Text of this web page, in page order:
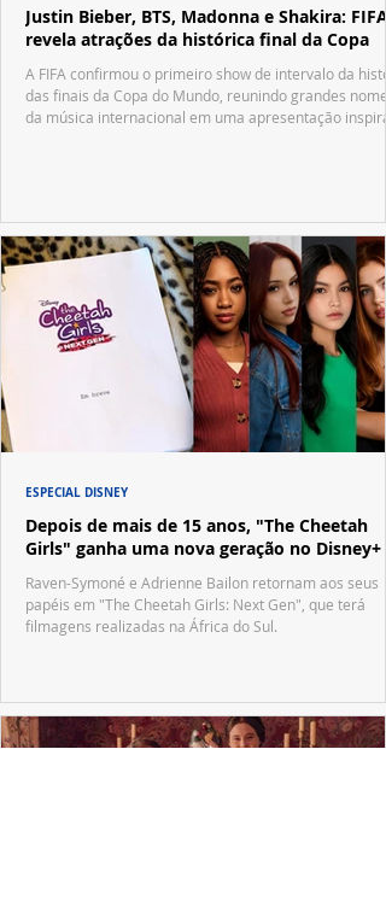
Justin Bieber, BTS, Madonna e Shakira: FIFA
revela atrações da histórica final da Copa
A FIFA confirmou o primeiro show de intervalo da
das finais da Copa do Mundo, reunindo grandes nomes
da música internacional em uma apresentação
Depois de mais de 15 anos, "The Cheetah
Girls" ganha uma nova geração no Disney+
Raven-Symoné e Adrienne Bailon retornam aos seus
papéis em "The Cheetah Girls: Next Gen", que terá
filmagens realizadas na África do Sul.
ESPECIAL DISNEY